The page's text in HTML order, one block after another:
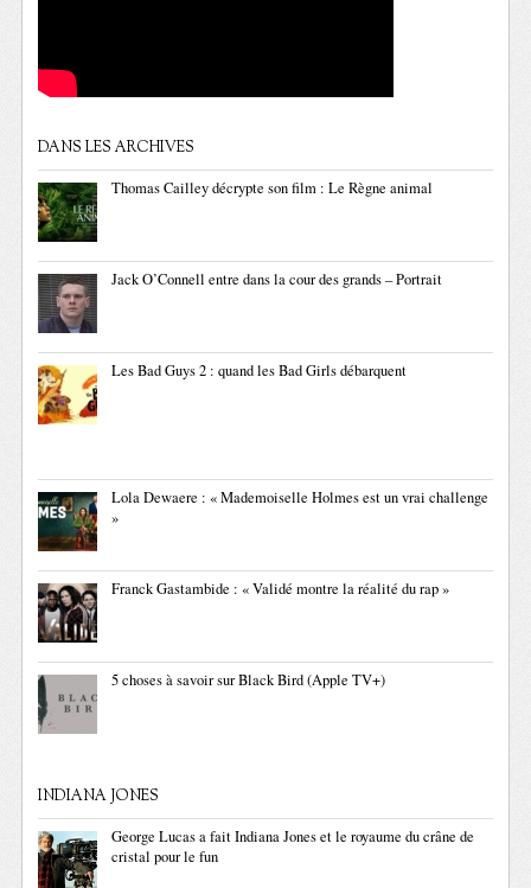
DANS LES ARCHIVES
Thomas Cailley décrypte son film : Le Règne animal
Jack O’Connell entre dans la cour des grands – Portrait
Les Bad Guys 2 : quand les Bad Girls débarquent
Lola Dewaere : « Mademoiselle Holmes est un vrai challenge
»
Franck Gastambide : « Validé montre la réalité du rap »
5 choses à savoir sur Black Bird (Apple TV+)
INDIANA JONES
George Lucas a fait Indiana Jones et le royaume du crâne de
cristal pour le fun